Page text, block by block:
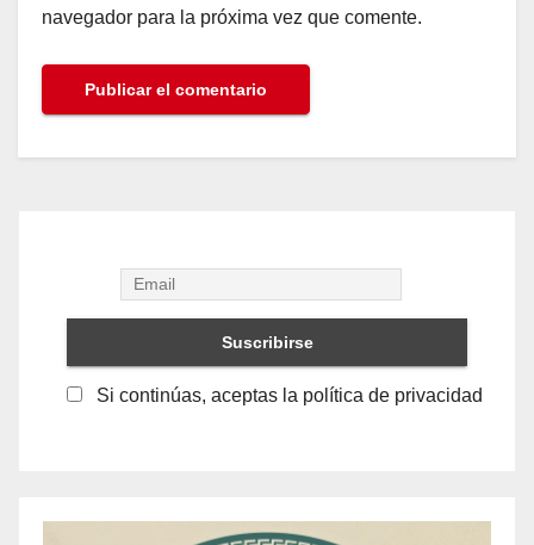
navegador para la próxima vez que comente.
Si continúas, aceptas la política de privacidad